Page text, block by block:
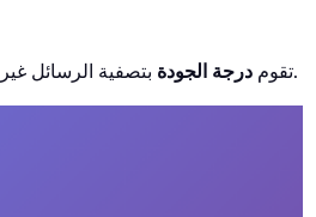
تقوم درجة الجودة بتصفية الرسائل غير المرغوب فيها والروبوتات والضوضاء السطحية، تاركة فقط الاهتمام ذي المغزى.